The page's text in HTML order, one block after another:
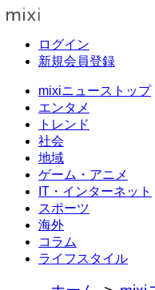
ログイン
新規会員登録
mixiニューストップ
エンタメ
トレンド
社会
地域
ゲーム・アニメ
IT・インターネット
スポーツ
海外
コラム
ライフスタイル